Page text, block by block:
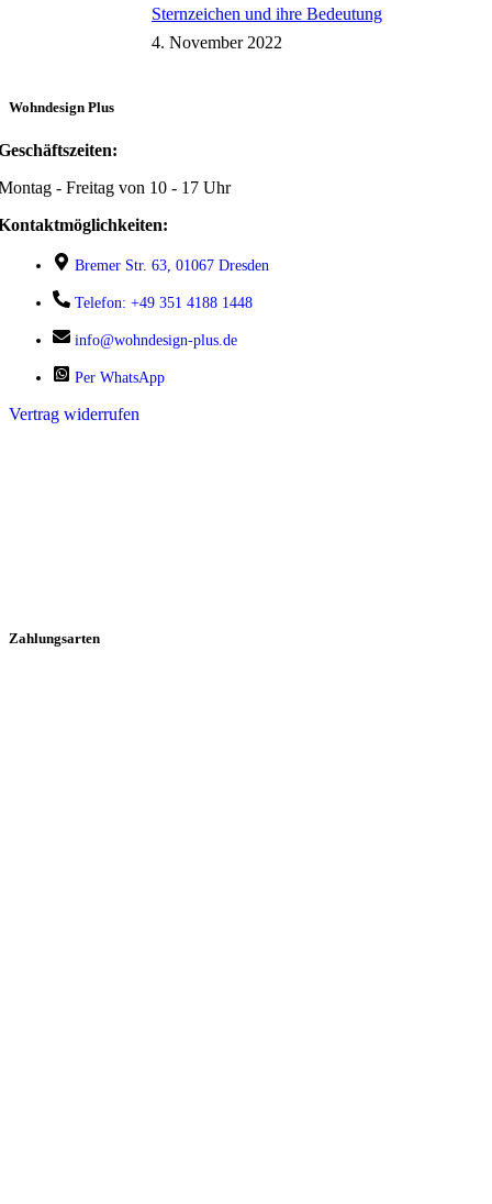
Sternzeichen und ihre Bedeutung
4. November 2022
Wohndesign Plus
- Freitag von 10 - 17 Uhr
Bremer Str. 63, 01067 Dresden
Telefon: +49 351 4188 1448
info@wohndesign-plus.de
Per WhatsApp
Vertrag widerrufen
Zahlungsarten